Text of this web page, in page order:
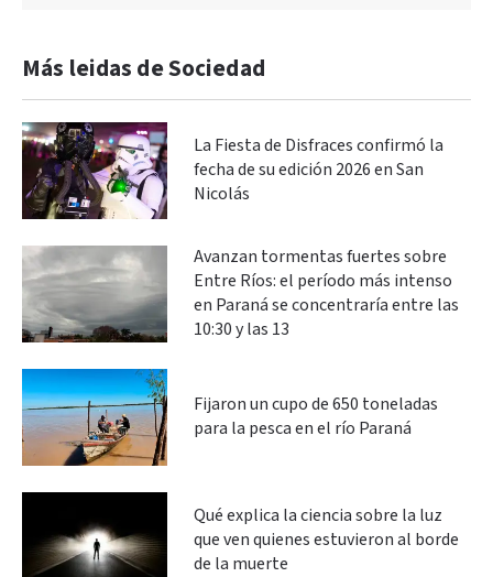
Más leidas de Sociedad
La Fiesta de Disfraces confirmó la
fecha de su edición 2026 en San
Nicolás
Avanzan tormentas fuertes sobre
Entre Ríos: el período más intenso
en Paraná se concentraría entre las
10:30 y las 13
Fijaron un cupo de 650 toneladas
para la pesca en el río Paraná
Qué explica la ciencia sobre la luz
que ven quienes estuvieron al borde
de la muerte